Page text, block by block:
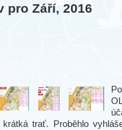
pro Září, 2016
krátká trať. Proběhlo